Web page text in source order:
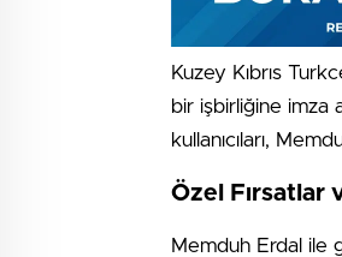
Kuzey Kıbrıs
bir işbirliğine imza
kullanıcıları,
Özel Fırsatlar
Memduh Erdal ile